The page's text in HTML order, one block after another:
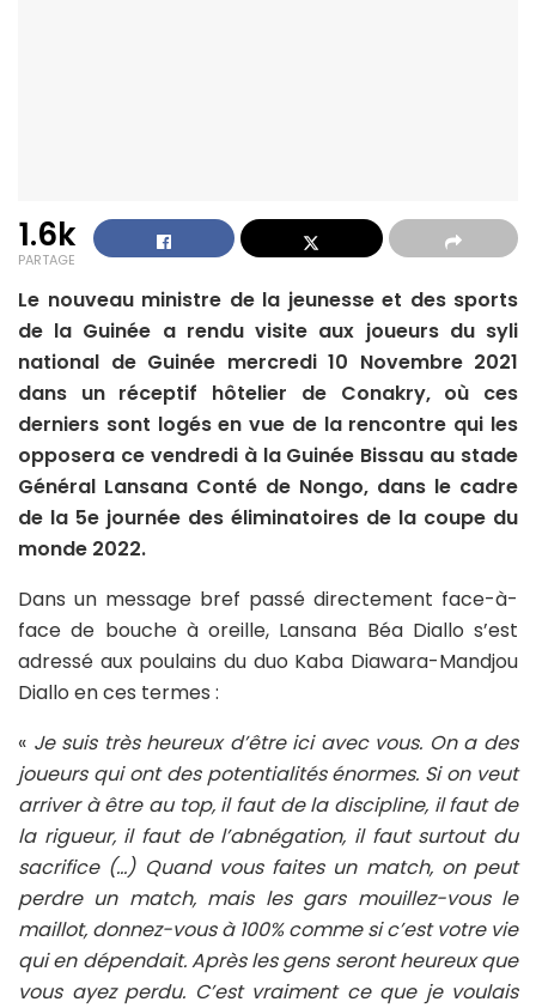
1.6k
PARTAGE
Le nouveau ministre de la jeunesse et des sports
de la Guinée a rendu visite aux joueurs du syli
national de Guinée mercredi 10 Novembre 2021
dans un réceptif hôtelier de Conakry, où ces
derniers sont logés en vue de la rencontre qui les
opposera ce vendredi à la Guinée Bissau au stade
Général Lansana Conté de Nongo, dans le cadre
de la 5e journée des éliminatoires de la coupe du
monde 2022.
Dans un message bref passé directement face-à-
face de bouche à oreille, Lansana Béa Diallo s’est
adressé aux poulains du duo Kaba Diawara-Mandjou
Diallo en ces termes :
« Je suis très heureux d’être ici avec vous. On a des
joueurs qui ont des potentialités énormes. Si on veut
arriver à être au top, il faut de la discipline, il faut de
la rigueur, il faut de l’abnégation, il faut surtout du
sacrifice (…) Quand vous faites un match, on peut
perdre un match, mais les gars mouillez-vous le
maillot, donnez-vous à 100% comme si c’est votre vie
qui en dépendait. Après les gens seront heureux que
vous ayez perdu. C’est vraiment ce que je voulais